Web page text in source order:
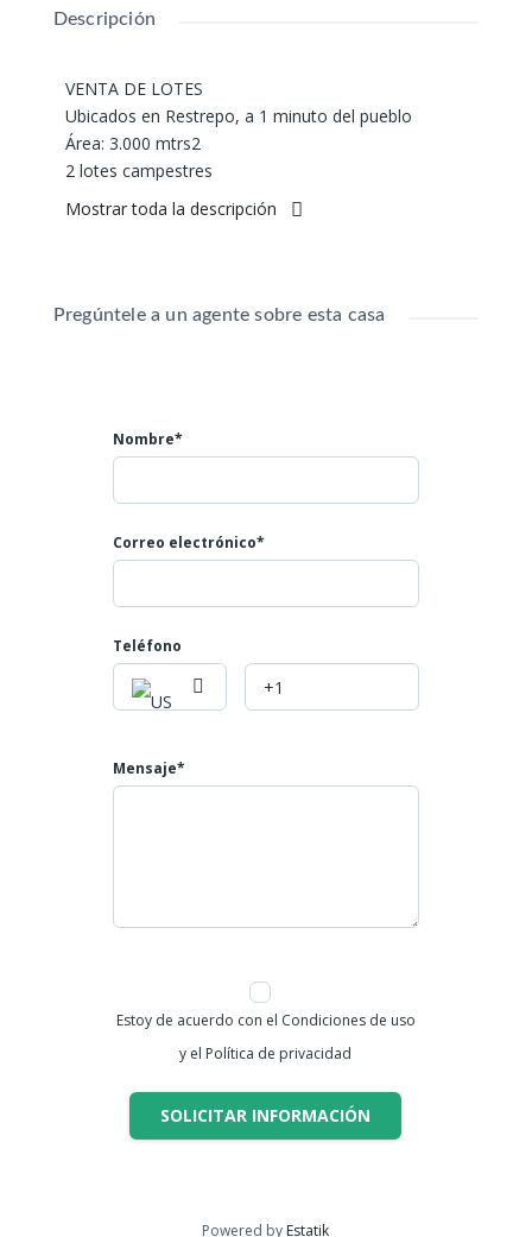
Descripción
VENTA DE LOTES
Ubicados en Restrepo, a 1 minuto del pueblo
Área: 3.000 mtrs2
2 lotes campestres
Agua potable
Y canales de agua que pasan sobre los linderos del
Mostrar toda la descripción
Pregúntele a un agente sobre esta casa
Nombre*
Correo electrónico*
Teléfono
Mensaje*
Estoy de acuerdo con el Condiciones de uso
y el Política de privacidad
SOLICITAR INFORMACIÓN
Powered by Estatik